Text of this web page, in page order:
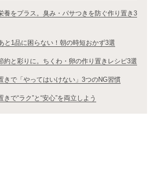
養をプラス。臭み・パサつきを防ぐ作り置き3
と1品に困らない！朝の時短おかず3選
約と彩りに。ちくわ・卵の作り置きレシピ3選
きで「やってはいけない」3つのNG習慣
で“ラク”と“安心”を両立しよう